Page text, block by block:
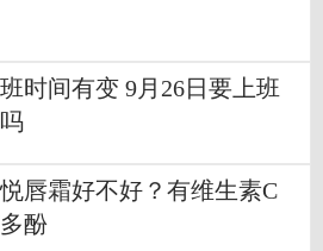
时间有变 9月26日要上班
唇霜好不好？有维生素C
酚